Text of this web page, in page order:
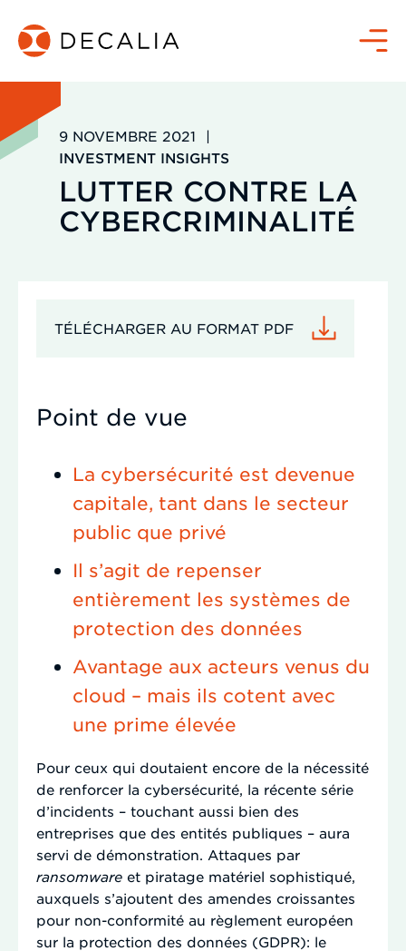
contenu
Menu
9 NOVEMBRE 2021
|
INVESTMENT INSIGHTS
LUTTER CONTRE LA
CYBERCRIMINALITÉ
TÉLÉCHARGER AU FORMAT PDF
Point de vue
La cybersécurité est devenue
capitale, tant dans le secteur
public que privé
Il s’agit de repenser
entièrement les systèmes de
protection des données
Avantage aux acteurs venus du
cloud – mais ils cotent avec
une prime élevée
Pour ceux qui doutaient encore de la nécessité
de renforcer la cybersécurité, la récente série
d’incidents – touchant aussi bien des
entreprises que des entités publiques – aura
servi de démonstration. Attaques par
ransomware et piratage matériel sophistiqué,
auxquels s’ajoutent des amendes croissantes
pour non-conformité au règlement européen
sur la protection des données (GDPR): le